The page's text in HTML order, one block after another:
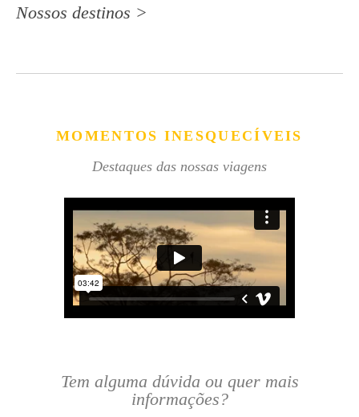
Nossos destinos >
MOMENTOS INESQUECÍVEIS
Destaques das nossas viagens
Tem alguma dúvida ou quer mais
informações?